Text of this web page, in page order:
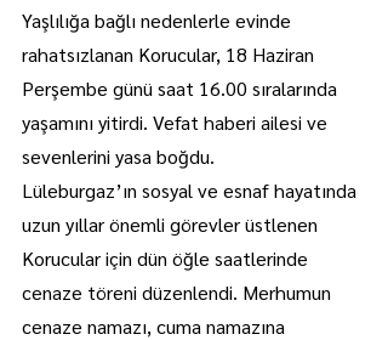
Yaşlılığa bağlı nedenlerle evinde
rahatsızlanan Korucular, 18 Haziran
Perşembe günü saat 16.00 sıralarında
yaşamını yitirdi. Vefat haberi ailesi ve
sevenlerini yasa boğdu.
Lüleburgaz’ın sosyal ve esnaf hayatında
uzun yıllar önemli görevler üstlenen
Korucular için dün öğle saatlerinde
cenaze töreni düzenlendi. Merhumun
cenaze namazı, cuma namazına